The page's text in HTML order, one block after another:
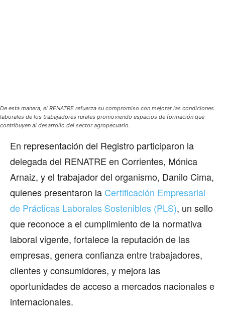
De esta manera, el RENATRE refuerza su compromiso con mejorar las condiciones
laborales de los trabajadores rurales promoviendo espacios de formación que
contribuyen al desarrollo del sector agropecuario.
En representación del Registro participaron la
delegada del RENATRE en Corrientes, Mónica
Arnaiz, y el trabajador del organismo, Danilo Cima,
quienes presentaron la Certificación Empresarial
de Prácticas Laborales Sostenibles (PLS), un sello
que reconoce a el cumplimiento de la normativa
laboral vigente, fortalece la reputación de las
empresas, genera confianza entre trabajadores,
clientes y consumidores, y mejora las
oportunidades de acceso a mercados nacionales e
internacionales.